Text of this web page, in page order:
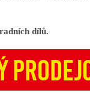
dílů.